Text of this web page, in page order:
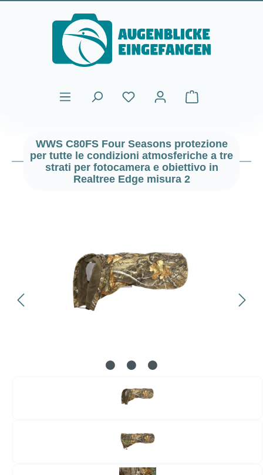
Passa al contenuto principale
Il carrello
WWS C80FS Four Seasons protezione
per tutte le condizioni atmosferiche a tre
strati per fotocamera e obiettivo in
Realtree Edge misura 2